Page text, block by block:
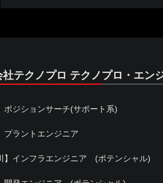
社テクノプロ テクノプロ・エン
ポジションサーチ(サポート系)
プラントエンジニア
】インフラエンジニア (ポテンシャル)